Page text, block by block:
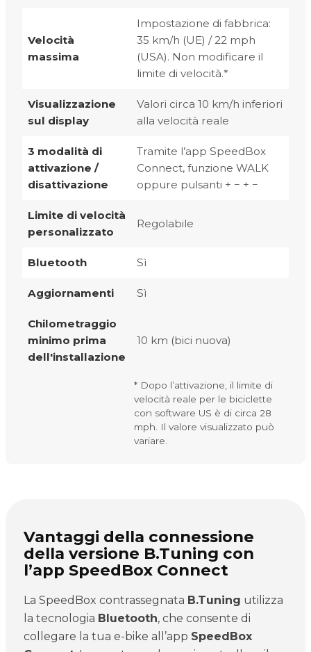
Velocità
massima
Impostazione di fabbrica:
35 km/h (UE) / 22 mph
(USA). Non modificare il
limite di velocità.*
Visualizzazione
sul display
Valori circa 10 km/h inferiori
alla velocità reale
3 modalità di
attivazione /
disattivazione
Tramite l’app SpeedBox
Connect, funzione WALK
oppure pulsanti + − + −
Limite di velocità
personalizzato
Regolabile
Bluetooth Sì
Aggiornamenti Sì
Chilometraggio
minimo prima
dell'installazione
10 km (bici nuova)
* Dopo l’attivazione, il limite di
velocità reale per le biciclette
con software US è di circa 28
mph. Il valore visualizzato può
variare.
Vantaggi della connessione
della versione B.Tuning con
l’app SpeedBox Connect
La SpeedBox contrassegnata B.Tuning utilizza
la tecnologia Bluetooth, che consente di
collegare la tua e-bike all’app SpeedBox